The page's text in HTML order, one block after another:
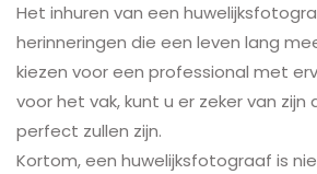
Het inhuren van een
herinneringen die een leven lang
kiezen voor een professional met
voor het vak, kunt u er zeker van zijn
perfect zullen zijn.
Kortom, een huwelijksfotograaf is